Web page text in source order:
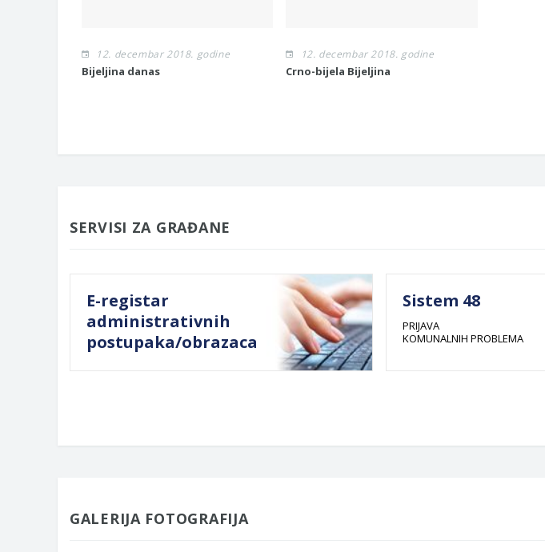
12. decembar 2018. godine
Bijeljina danas
12. decembar 2018. godine
Crno-bijela Bijeljina
SERVISI ZA GRAĐANE
E-registar
administrativnih
postupaka/obrazaca
Sistem 48
PRIJAVA
KOMUNALNIH PROBLEMA
GALERIJA FOTOGRAFIJA